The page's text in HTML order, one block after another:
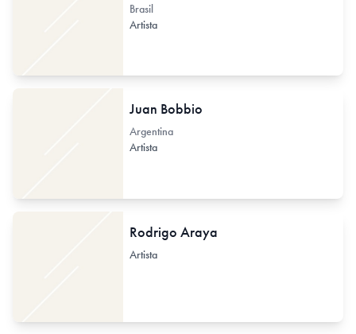
Brasil
Artista
Juan Bobbio
Argentina
Artista
Rodrigo Araya
Artista